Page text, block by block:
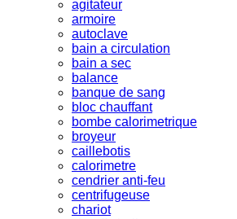
agitateur
armoire
autoclave
bain a circulation
bain a sec
balance
banque de sang
bloc chauffant
bombe calorimetrique
broyeur
caillebotis
calorimetre
cendrier anti-feu
centrifugeuse
chariot